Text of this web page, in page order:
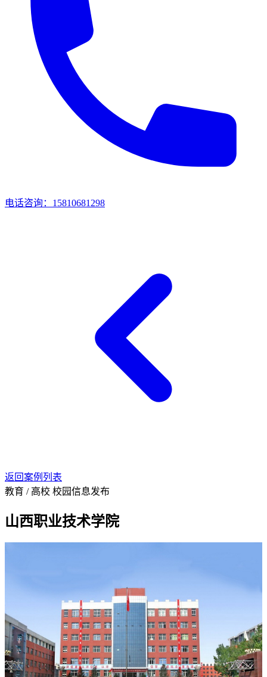
电话咨询：15810681298
返回案例列表
教育 / 高校 校园信息发布
山西职业技术学院